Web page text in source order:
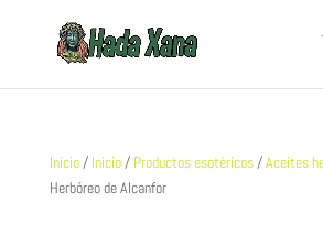
Inicio/ Inicio/ Productos esotéricos/Aceites
Herbóreo de Alcanfor